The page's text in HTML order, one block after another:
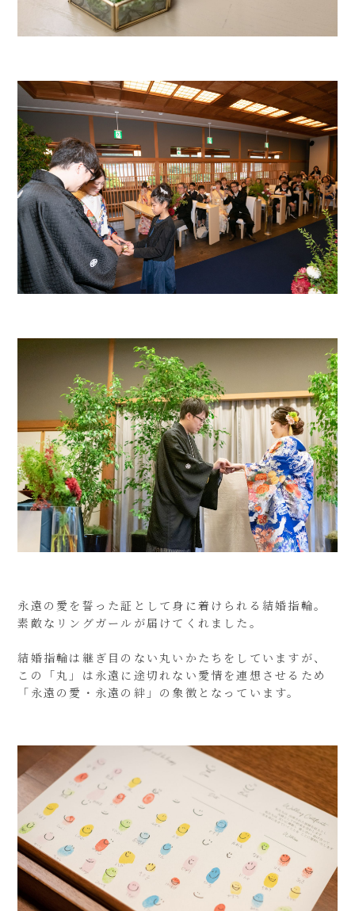
永遠の愛を誓った証として身に着けられる結婚指輪。
素敵なリングガールが届けてくれました。
結婚指輪は継ぎ目のない丸いかたちをしていますが、
この「丸」は永遠に途切れない愛情を連想させるため
「永遠の愛・永遠の絆」の象徴となっています。